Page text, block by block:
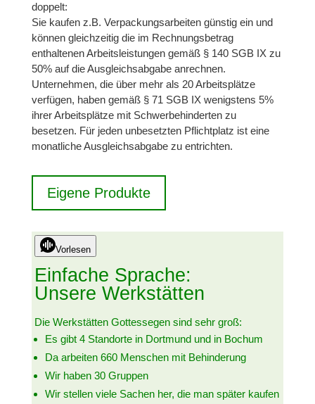
doppelt:
Sie kaufen z.B. Verpackungsarbeiten günstig ein und
können gleichzeitig die im Rechnungsbetrag
enthaltenen Arbeitsleistungen gemäß § 140 SGB IX zu
50% auf die Ausgleichsabgabe anrechnen.
Unternehmen, die über mehr als 20 Arbeitsplätze
verfügen, haben gemäß § 71 SGB IX wenigstens 5%
ihrer Arbeitsplätze mit Schwerbehinderten zu
besetzen. Für jeden unbesetzten Pflichtplatz ist eine
monatliche Ausgleichsabgabe zu entrichten.
Eigene Produkte
Vorlesen
Einfache Sprache:
Unsere Werkstätten
Die Werkstätten Gottessegen sind sehr groß:
Es gibt 4 Standorte in Dortmund und in Bochum
Da arbeiten 660 Menschen mit Behinderung
Wir haben 30 Gruppen
Wir stellen viele Sachen her, die man später kaufen